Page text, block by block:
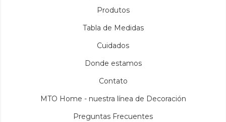
Produtos
Tabla de Medidas
Cuidados
Donde estamos
Contato
MTO Home - nuestra línea de Decoración
Preguntas Frecuentes